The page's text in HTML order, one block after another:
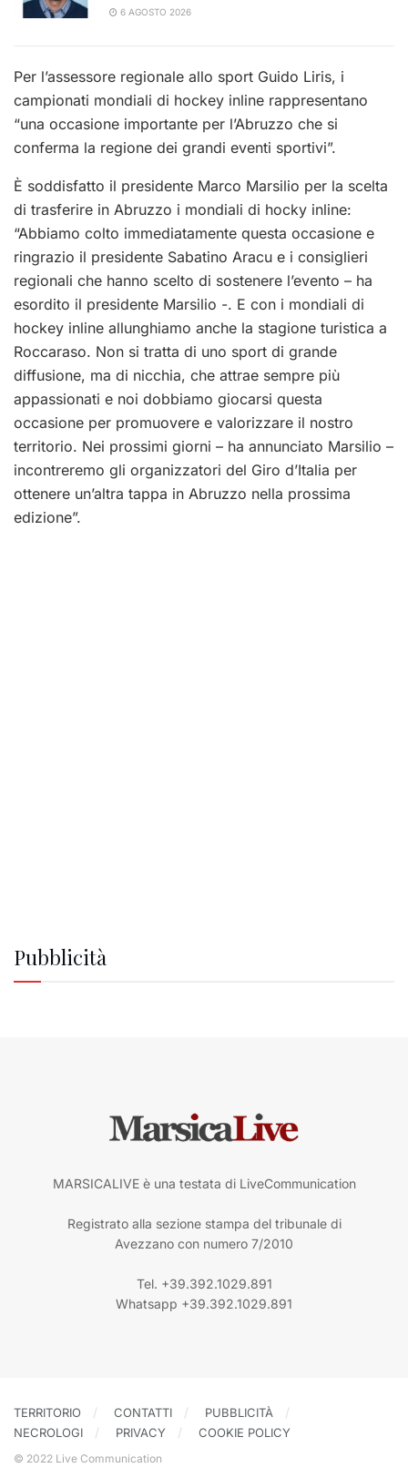
6 AGOSTO 2026
Per l’assessore regionale allo sport Guido Liris, i
campionati mondiali di hockey inline rappresentano
“una occasione importante per l’Abruzzo che si
conferma la regione dei grandi eventi sportivi”.
È soddisfatto il presidente Marco Marsilio per la scelta
di trasferire in Abruzzo i mondiali di hocky inline:
“Abbiamo colto immediatamente questa occasione e
ringrazio il presidente Sabatino Aracu e i consiglieri
regionali che hanno scelto di sostenere l’evento – ha
esordito il presidente Marsilio -. E con i mondiali di
hockey inline allunghiamo anche la stagione turistica a
Roccaraso. Non si tratta di uno sport di grande
diffusione, ma di nicchia, che attrae sempre più
appassionati e noi dobbiamo giocarsi questa
occasione per promuovere e valorizzare il nostro
territorio. Nei prossimi giorni – ha annunciato Marsilio –
incontreremo gli organizzatori del Giro d’Italia per
ottenere un’altra tappa in Abruzzo nella prossima
edizione”.
Pubblicità
MARSICALIVE è una testata di LiveCommunication
Registrato alla sezione stampa del tribunale di
Avezzano con numero 7/2010
Tel. +39.392.1029.891
Whatsapp +39.392.1029.891
TERRITORIO CONTATTI
PUBBLICITÀ
NECROLOGI
PRIVACY COOKIE POLICY
© 2022 Live Communication